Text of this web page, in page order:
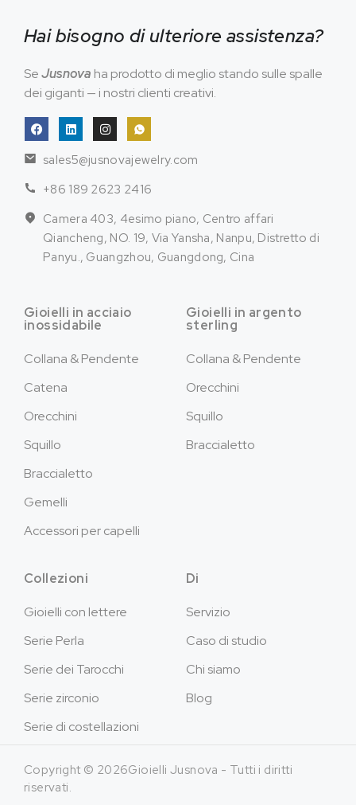
Hai bisogno di ulteriore assistenza?
SeJusnova ha prodotto di meglio stando sulle spalle
dei giganti — i nostri clienti creativi.
sales5@jusnovajewelry.com
+86 189 2623 2416
Camera 403, 4esimo piano, Centro affari
Qiancheng, NO. 19, Via Yansha, Nanpu, Distretto di
Panyu., Guangzhou, Guangdong, Cina
Gioielli in acciaio
inossidabile
Collana & Pendente
Catena
Orecchini
Squillo
Braccialetto
Gemelli
Accessori per capelli
Gioielli in argento
sterling
Collana & Pendente
Orecchini
Squillo
Braccialetto
Collezioni
Gioielli con lettere
Serie Perla
Serie dei Tarocchi
Serie zirconio
Serie di costellazioni
Di
Servizio
Caso di studio
Chi siamo
Blog
Copyright © 2026Gioielli Jusnova - Tutti i diritti
riservati.